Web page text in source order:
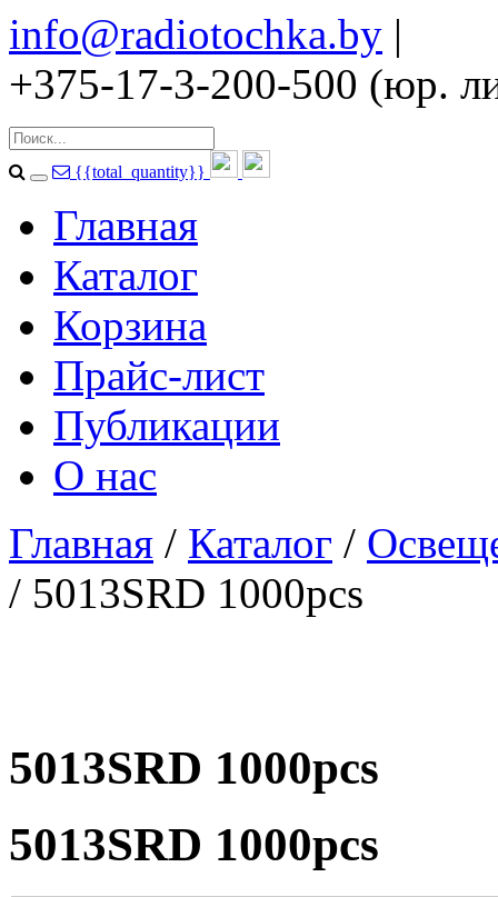
info@radiotochka.by |
+375-17-3-200-500 (юр.
{{total_quantity}}
Главная
Каталог
Корзина
Прайс-лист
Публикации
О нас
Главная / Каталог /
/ 5013SRD 1000pcs
5013SRD 1000pcs
5013SRD 1000pcs